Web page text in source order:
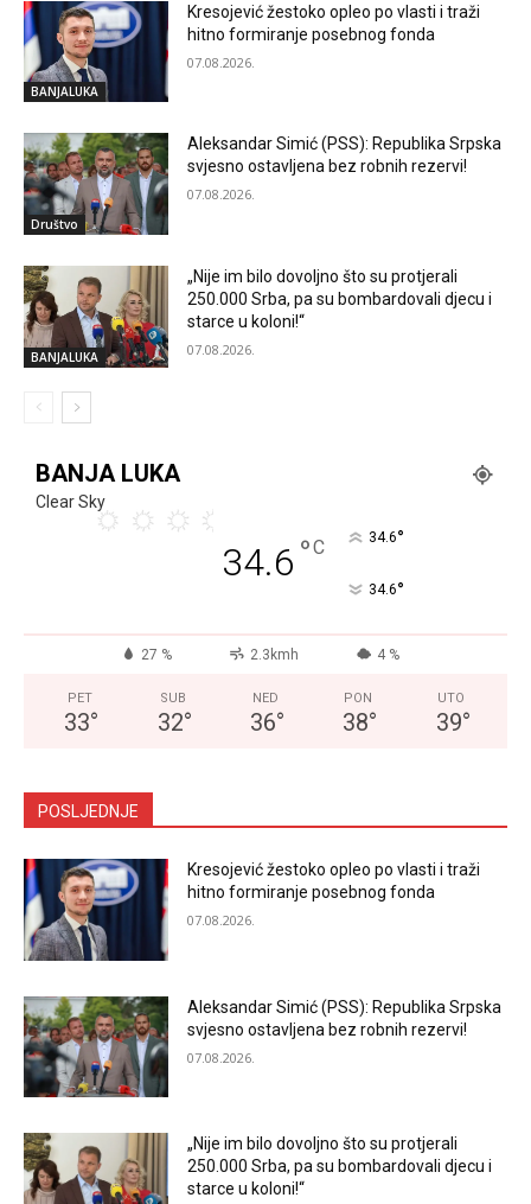
BANJALUKA
Kresojević žestoko opleo po vlasti i traži
hitno formiranje posebnog fonda
07.08.2026.
Društvo
Aleksandar Simić (PSS): Republika Srpska
svjesno ostavljena bez robnih rezervi!
07.08.2026.
BANJALUKA
„Nije im bilo dovoljno što su protjerali
250.000 Srba, pa su bombardovali djecu i
starce u koloni!“
07.08.2026.
BANJA LUKA
Clear Sky
34.6 °C 34.6°
34.6°
27 % 2.3kmh 4 %
PET
33°
SUB
32°
NED
36°
PON
38°
UTO
39°
POSLJEDNJE
Kresojević žestoko opleo po vlasti i traži
hitno formiranje posebnog fonda
07.08.2026.
Aleksandar Simić (PSS): Republika Srpska
svjesno ostavljena bez robnih rezervi!
07.08.2026.
„Nije im bilo dovoljno što su protjerali
250.000 Srba, pa su bombardovali djecu i
starce u koloni!“